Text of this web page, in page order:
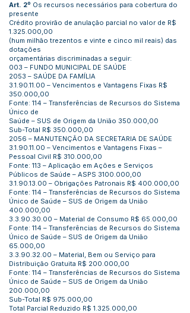
Art. 2º Os recursos necessários para cobertura do
presente
Crédito provirão de anulação parcial no valor de R$
1.325.000,00
(hum milhão trezentos e vinte e cinco mil reais) das
dotações
orçamentárias discriminadas a seguir:
003 – FUNDO MUNICIPAL DE SAÚDE
2053 – SAÚDE DA FAMÍLIA
3.1.90.11.00 – Vencimentos e Vantagens Fixas R$
350.000,00
Fonte: 114 – Transferências de Recursos do Sistema
Único de
Saúde – SUS de Origem da União 350.000,00
Sub-Total R$ 350.000,00
2056 – MANUTENÇÃO DA SECRETARIA DE SAÚDE
3.1.90.11.00 – Vencimentos e Vantagens Fixas –
Pessoal Civil R$ 310.000,00
Fonte: 113 – Aplicação em Ações e Serviços
Públicos de Saúde – ASPS 3100.000,00
3.1.90.13.00 – Obrigações Patronais R$ 400.000,00
Fonte: 114 – Transferências de Recursos do Sistema
Único de Saúde – SUS de Origem da União
400.000,00
3.3.90.30.00 – Material de Consumo R$ 65.000,00
Fonte: 114 – Transferências de Recursos do Sistema
Único de Saúde – SUS de Origem da União
65.000,00
3.3.90.32.00 – Material, Bem ou Serviço para
Distribuição Gratuita R$ 200.000,00
Fonte: 114 – Transferências de Recursos do Sistema
Único de Saúde – SUS de Origem da União
200.000,00
Sub-Total R$ 975.000,00
Total Parcial Reduzido R$ 1.325.000,00